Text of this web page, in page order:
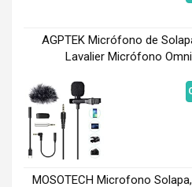
AGPTEK Micrófono de
Lavalier Micrófono
MOSOTECH Microfono